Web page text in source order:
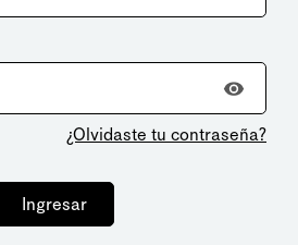
¿Olvidaste tu contraseña?
Ingresar